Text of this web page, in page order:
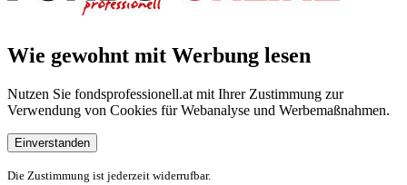
Wie gewohnt mit Werbung lesen
Nutzen Sie fondsprofessionell.at mit Ihrer Zustimmung zur
Verwendung von Cookies für Webanalyse und Werbemaßnahmen.
Einverstanden
Die Zustimmung ist jederzeit widerrufbar.